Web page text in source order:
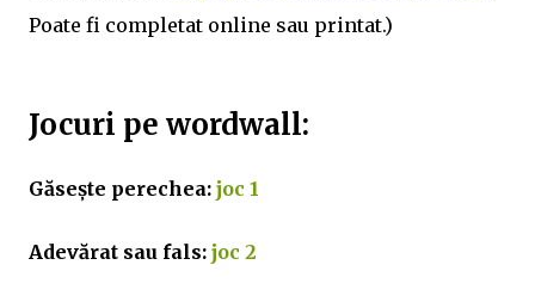
Poate fi completat online sau printat.)
Jocuri pe wordwall:
Găsește perechea: joc 1
Adevărat sau fals: joc 2